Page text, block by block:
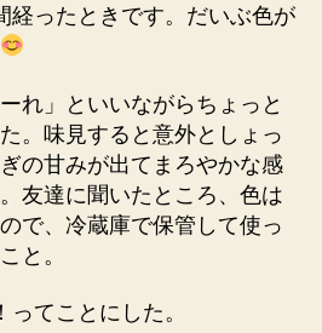
経ったときです。だいぶ色が
れ」といいながらちょっと
。味見すると意外としょっ
の甘みが出てまろやかな感
友達に聞いたところ、色は
で、冷蔵庫で保管して使っ
と。
てことにした。